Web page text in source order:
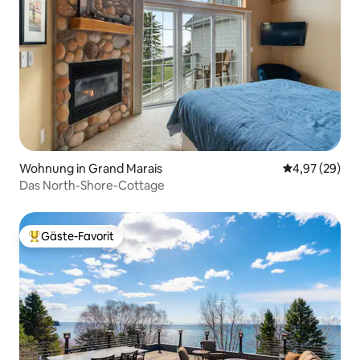
Wohnung in Grand Marais
4,97 (29)
Das North-Shore-Cottage
Beliebter Gäste-Favorit.
Gäste-Favorit